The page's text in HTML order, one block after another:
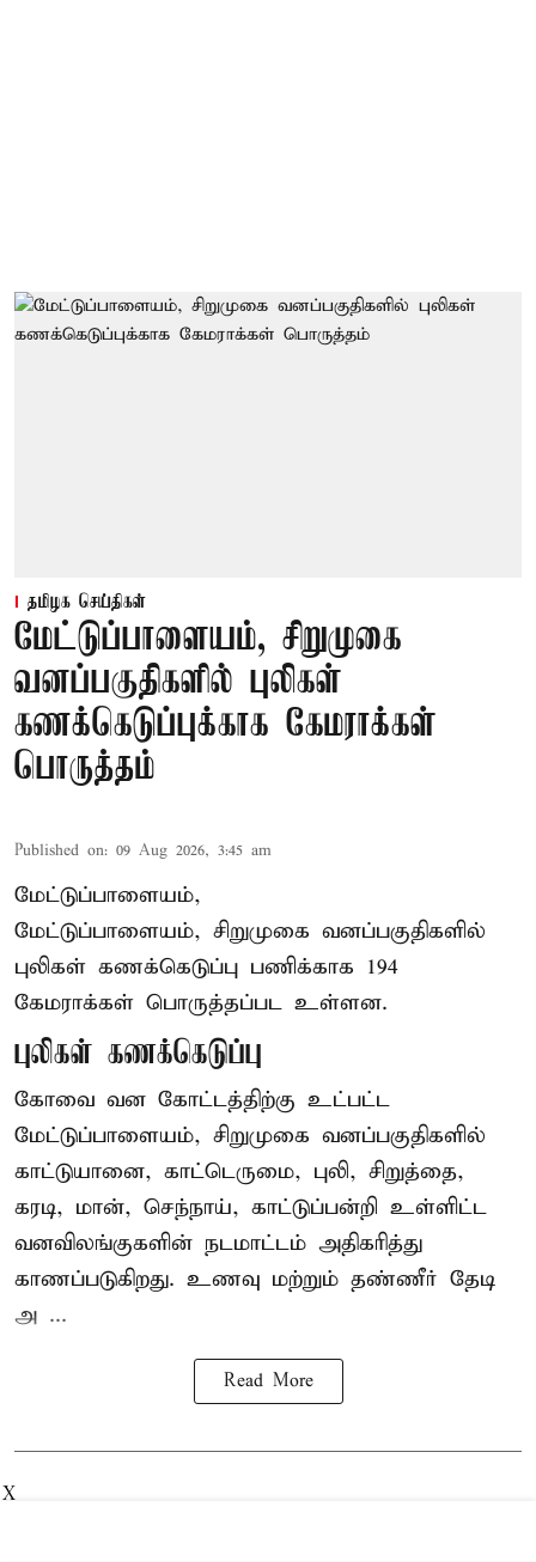
தமிழக செய்திகள்
மேட்டுப்பாளையம், சிறுமுகை
வனப்பகுதிகளில் புலிகள்
கணக்கெடுப்புக்காக கேமராக்கள்
பொருத்தம்
Published on: 09 Aug 2026, 3:45 am
மேட்டுப்பாளையம்,
மேட்டுப்பாளையம், சிறுமுகை வனப்பகுதிகளில்
புலிகள் கணக்கெடுப்பு பணிக்காக 194
கேமராக்கள் பொருத்தப்பட உள்ளன.
புலிகள் கணக்கெடுப்பு
கோவை வன கோட்டத்திற்கு உட்பட்ட
மேட்டுப்பாளையம், சிறுமுகை வனப்பகுதிகளில்
காட்டுயானை, காட்டெருமை, புலி, சிறுத்தை,
கரடி, மான், செந்நாய், காட்டுப்பன்றி உள்ளிட்ட
வனவிலங்குகளின் நடமாட்டம் அதிகரித்து
காணப்படுகிறது. உணவு மற்றும் தண்ணீர் தேடி
அ ...
Read More
X